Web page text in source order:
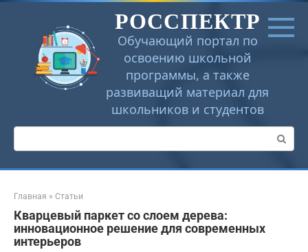
Перейти
РОССПЕКТР
Обучающий портал по
освоению школьной
программы, а также
развиващий материал для
школьников и студентов
Поиск:
Главная » Статьи
Кварцевый паркет со слоем дерева:
инновационное решение для современных
интерьеров